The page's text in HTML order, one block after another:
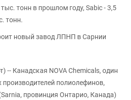
тонн в прошлом году, Sabic - 3,5
тонн.
новый завод ЛПНП в Сарнии
Канадская NOVA Chemicals, один
полиолефинов,
провинция Онтарио, Канада)